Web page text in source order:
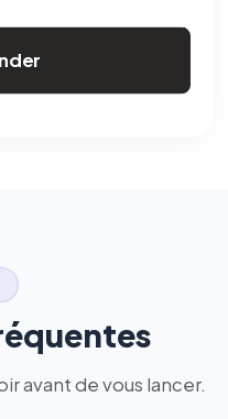
avant de vous lancer.